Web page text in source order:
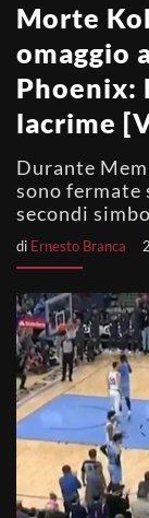
Morte
omaggio
Phoenix:
lacrime
Durante
sono fermate
secondi
di Ernesto Branca